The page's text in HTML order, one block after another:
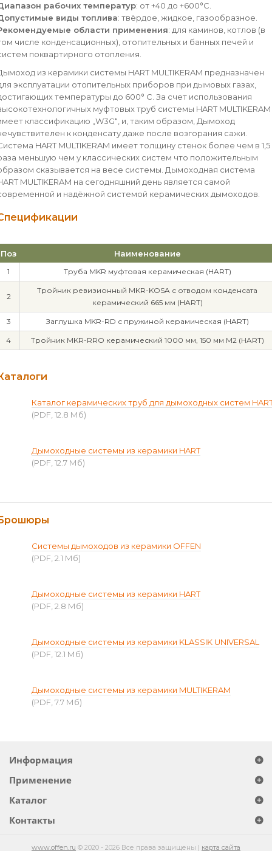
рабочих температур: от +40 до +600°С.
виды топлива: твёрдое, жидкое, газообразное.
области применения: для каминов, котлов (в
числе конденсационных), отопительных и банных печей и
поквартирного отопления.
из керамики системы HART MULTIKERAM предназначен
эксплуатации отопительных приборов при дымовых газах,
температуры до 600° C. За счет использования
муфтовых труб системы HART MULTIKERAM
классификацию „W3G“, и, таким образом, Дымоход
к конденсату даже после возгорания сажи.
HART MULTIKERAM имеет толщину стенок более чем в 1,5
меньшую чем у классических систем что положительным
сказывается на весе системы. Дымоходная система
MULTIKERAM на сегодняшний день является самой
и надёжной системой керамических дымоходов.
Поз Наименование
1 Труба MKR муфтовая керамическая (HART)
2
Тройник ревизионный MKR-KOSA с отводом конденсата
керамический 665 мм (HART)
3 Заглушка MKR-RD с пружиной керамическая (HART)
4 Тройник MKR-RRO керамический 1000 мм, 150 мм М2 (HART)
Каталог керамических труб для дымоходных систем
(PDF, 12.8 Мб)
Дымоходные системы из керамики HART
(PDF, 12.7 Мб)
Системы дымоходов из керамики OFFEN
(PDF, 2.1 Мб)
Дымоходные системы из керамики HART
(PDF, 2.8 Мб)
Дымоходные системы из керамики KLASSIK UNIVERSAL
(PDF, 12.1 Мб)
Дымоходные системы из керамики MULTIKERAM
(PDF, 7.7 Мб)
Информация
Применение
Каталог
Контакты
www.offen.ru © 2020 - 2026 Все права защищены | карта сайта